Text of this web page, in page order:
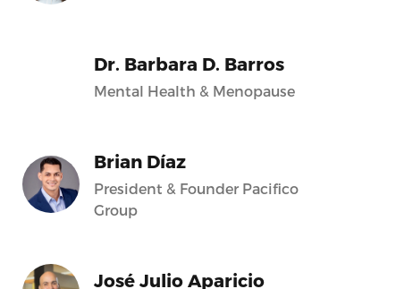
Dr. Barbara D. Barros
Mental Health & Menopause
Brian Díaz
President & Founder Pacifico
Group
José Julio Aparicio